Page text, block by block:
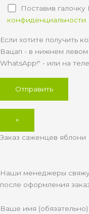
Поставив
конфиденциальности
Если хотите получить
Вацап - в нижнем левом
WhatsApp!" - или на
×
Заказ саженцев яблони
Наши менеджеры
после оформления
Ваше имя (обязательно)